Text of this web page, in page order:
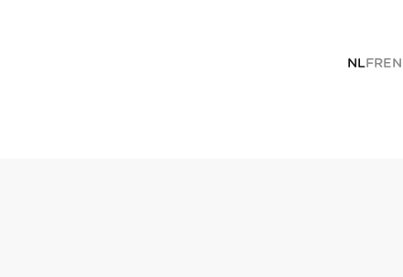
NLFREN